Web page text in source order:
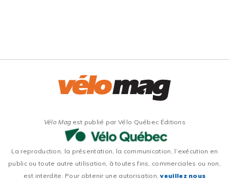
Vélo Magest publié par Vélo Québec Éditions
La reproduction, la présentation, la communication, l’exécution en
public ou toute autre utilisation, à toutes fins, commerciales ou non,
est interdite. Pour obtenir une autorisation,veuillez nous